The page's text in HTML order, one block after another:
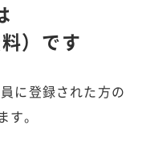
）です
に登録された方の
。